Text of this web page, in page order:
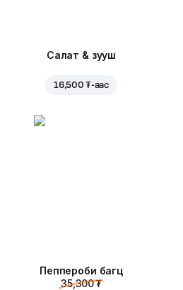
Салат & зууш
16,500 ₮-аас
Пеппероби багц
35,300 ₮